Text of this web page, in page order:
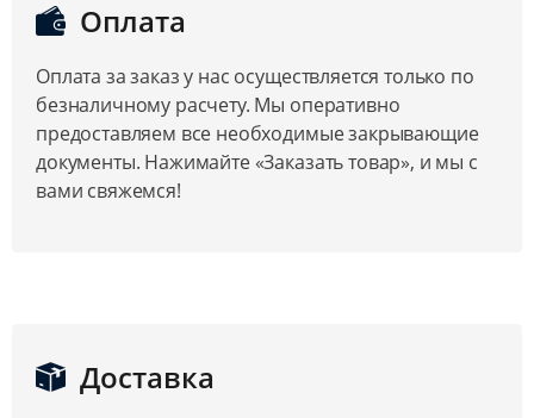
Оплата
Оплата за заказ у нас осуществляется только по
безналичному расчету. Мы оперативно
предоставляем все необходимые закрывающие
документы. Нажимайте «Заказать товар», и мы с
вами свяжемся!
Доставка